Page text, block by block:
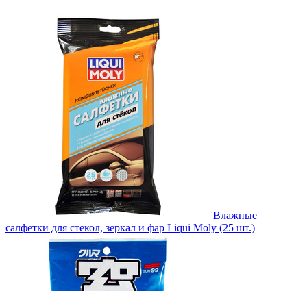
Влажные
салфетки для стекол, зеркал и фар Liqui Moly (25 шт.)